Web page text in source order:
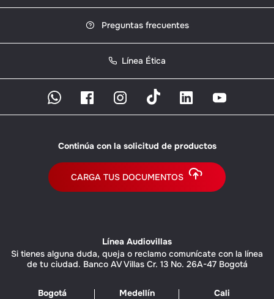
Preguntas frecuentes
Línea Ética
Continúa con la solicitud de productos
CARGA TUS DOCUMENTOS
Línea Audiovillas
Si tienes alguna duda, queja o reclamo comunícate con la línea
de tu ciudad. Banco AV Villas Cr. 13 No. 26A-47 Bogotá
Bogotá Medellín Cali